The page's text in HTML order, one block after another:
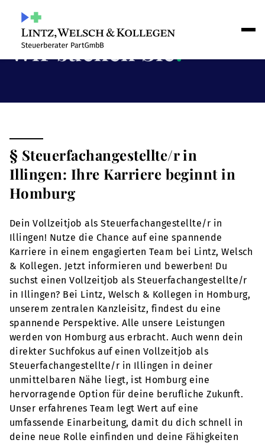
Wir suchen Sie!
§ Steuerfachangestellte/r in
Illingen: Ihre Karriere beginnt in
Homburg
Dein Vollzeitjob als Steuerfachangestellte/r in
Illingen! Nutze die Chance auf eine spannende
Karriere in einem engagierten Team bei Lintz, Welsch
& Kollegen. Jetzt informieren und bewerben! Du
suchst einen Vollzeitjob als Steuerfachangestellte/r
in Illingen? Bei Lintz, Welsch & Kollegen in Homburg,
unserem zentralen Kanzleisitz, findest du eine
spannende Perspektive. Alle unsere Leistungen
werden von Homburg aus erbracht. Auch wenn dein
direkter Suchfokus auf einen Vollzeitjob als
Steuerfachangestellte/r in Illingen in deiner
unmittelbaren Nähe liegt, ist Homburg eine
hervorragende Option für deine berufliche Zukunft.
Unser erfahrenes Team legt Wert auf eine
umfassende Einarbeitung, damit du dich schnell in
deine neue Rolle einfinden und deine Fähigkeiten